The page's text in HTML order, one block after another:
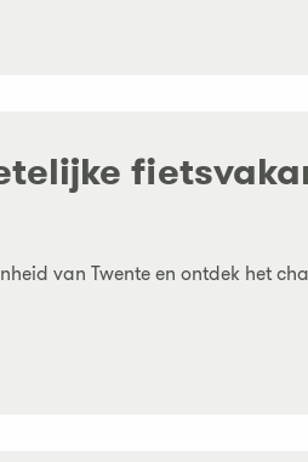
van Twente en ontdek het